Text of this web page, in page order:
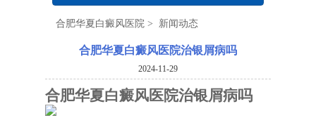
合肥华夏白癜风医院 > 新闻动态
合肥华夏白癜风医院治银屑病吗
2024-11-29
合肥华夏白癜风医院治银屑病吗